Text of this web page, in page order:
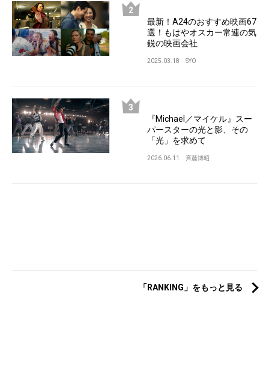
最新！A24のおすすめ映画67
選！もはやオスカー常連の気
鋭の映画会社
2025.03.18 SYO
『Michael／マイケル』スー
パースターの光と影、その
「光」を求めて
2026.06.11 斉藤博昭
「RANKING」をもっと見る